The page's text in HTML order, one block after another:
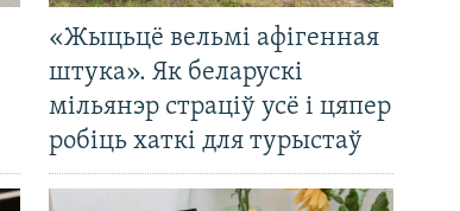
«Жыцьцё вельмі афігенная
штука». Як беларускі
мільянэр страціў усё і цяпер
робіць хаткі для турыстаў